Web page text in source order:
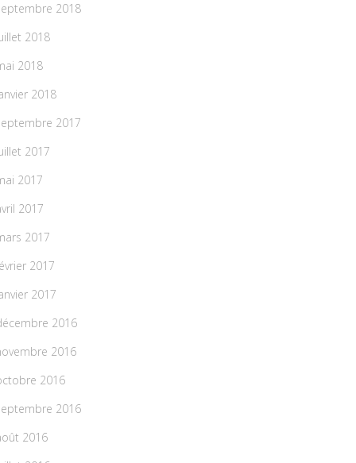
2018
2018
2018
2018
2017
2017
2017
2017
2017
2017
2017
2016
2016
2016
2016
2016